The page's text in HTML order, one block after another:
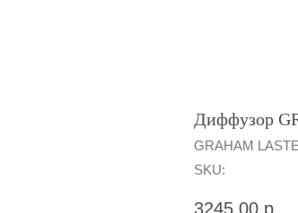
Диффузор
GRAHAM
SKU:
3245,00 р.